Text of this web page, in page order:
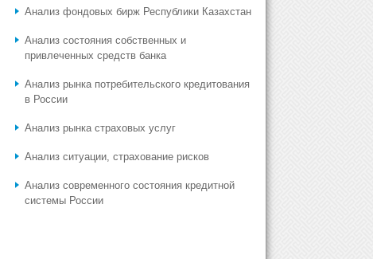
Анализ фондовых бирж Республики Казахстан
Анализ состояния собственных и
привлеченных средств банка
Анализ рынка потребительского кредитования
в России
Анализ рынка страховых услуг
Анализ ситуации, страхование рисков
Анализ современного состояния кредитной
системы России